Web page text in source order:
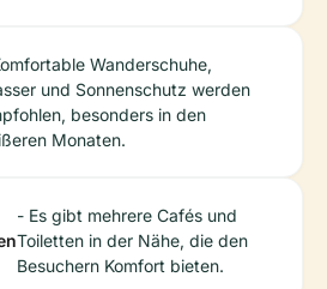
Wanderschuhe,
und Sonnenschutz werden
besonders in den
Monaten.
- Es gibt mehrere Cafés und
Toiletten in der Nähe, die den
Besuchern Komfort bieten.